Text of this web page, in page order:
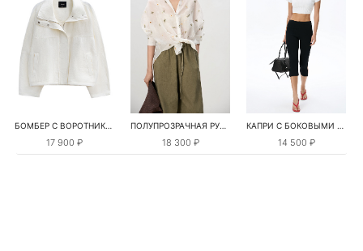
БОМБЕР С ВОРОТНИКОМ-СТОЙКОЙ
17 900 ₽
ПОЛУПРОЗРАЧНАЯ РУБАШКА С РОМАШКАМИ
18 300 ₽
КАПРИ С БОКОВЫМИ РАЗРЕЗАМИ
14 500 ₽